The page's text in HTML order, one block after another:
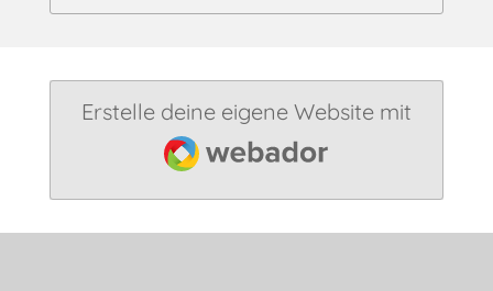
Erstelle deine eigene Website mit
Webador